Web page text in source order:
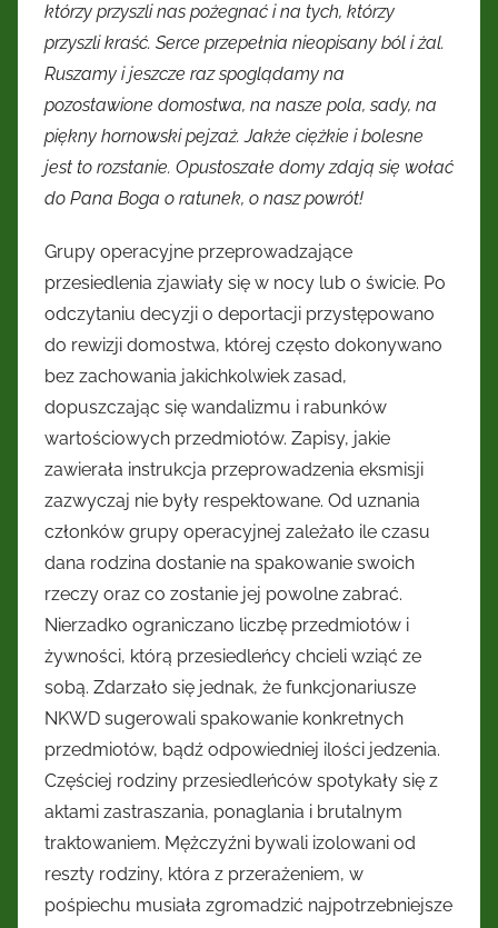
którzy przyszli nas pożegnać i na tych, którzy
przyszli kraść. Serce przepełnia nieopisany ból i żal.
Ruszamy i jeszcze raz spoglądamy na
pozostawione domostwa, na nasze pola, sady, na
piękny hornowski pejzaż. Jakże ciężkie i bolesne
jest to rozstanie. Opustoszałe domy zdają się wołać
do Pana Boga o ratunek, o nasz powrót!
Grupy operacyjne przeprowadzające
przesiedlenia zjawiały się w nocy lub o świcie. Po
odczytaniu decyzji o deportacji przystępowano
do rewizji domostwa, której często dokonywano
bez zachowania jakichkolwiek zasad,
dopuszczając się wandalizmu i rabunków
wartościowych przedmiotów. Zapisy, jakie
zawierała instrukcja przeprowadzenia eksmisji
zazwyczaj nie były respektowane. Od uznania
członków grupy operacyjnej zależało ile czasu
dana rodzina dostanie na spakowanie swoich
rzeczy oraz co zostanie jej powolne zabrać.
Nierzadko ograniczano liczbę przedmiotów i
żywności, którą przesiedleńcy chcieli wziąć ze
sobą. Zdarzało się jednak, że funkcjonariusze
NKWD sugerowali spakowanie konkretnych
przedmiotów, bądź odpowiedniej ilości jedzenia.
Częściej rodziny przesiedleńców spotykały się z
aktami zastraszania, ponaglania i brutalnym
traktowaniem. Mężczyźni bywali izolowani od
reszty rodziny, która z przerażeniem, w
pośpiechu musiała zgromadzić najpotrzebniejsze